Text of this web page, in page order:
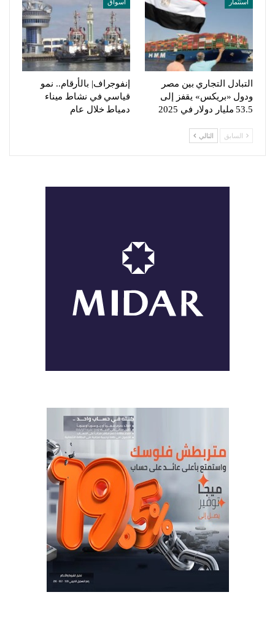
استثمار
التبادل التجاري بين مصر
ودول «بريكس» يقفز إلى
53.5 مليار دولار في 2025
أسواق
إنفوجراف| بالأرقام.. نمو
قياسي في نشاط ميناء
دمياط خلال عام
السابق التالي